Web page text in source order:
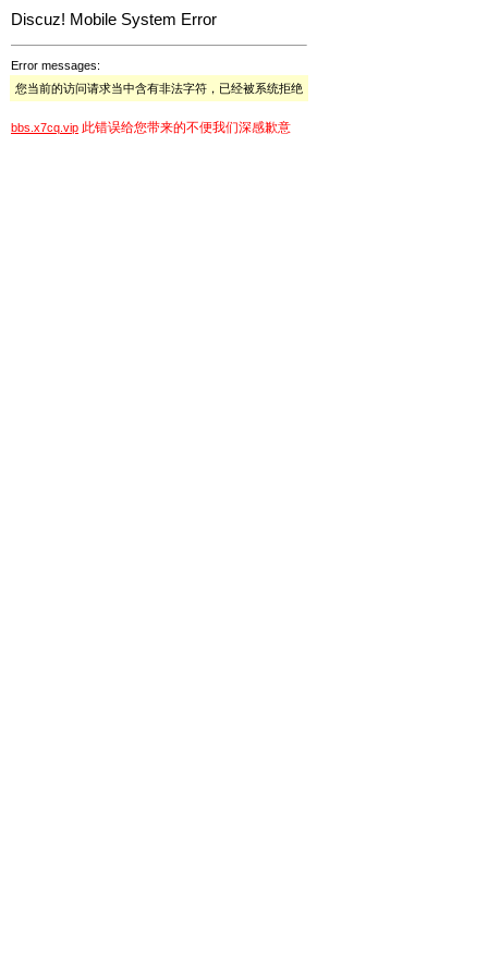
Discuz! Mobile System Error
Error messages:
您当前的访问请求当中含有非法字符，已经被系统拒绝
bbs.x7cq.vip 此错误给您带来的不便我们深感歉意